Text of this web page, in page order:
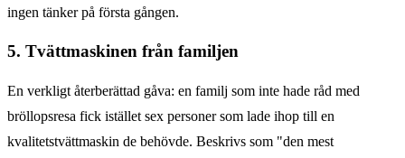
ingen tänker på första gången.
5. Tvättmaskinen från familjen
En verkligt återberättad gåva: en familj som inte hade råd med
bröllopsresa fick istället sex personer som lade ihop till en
kvalitetstvättmaskin de behövde. Beskrivs som "den mest